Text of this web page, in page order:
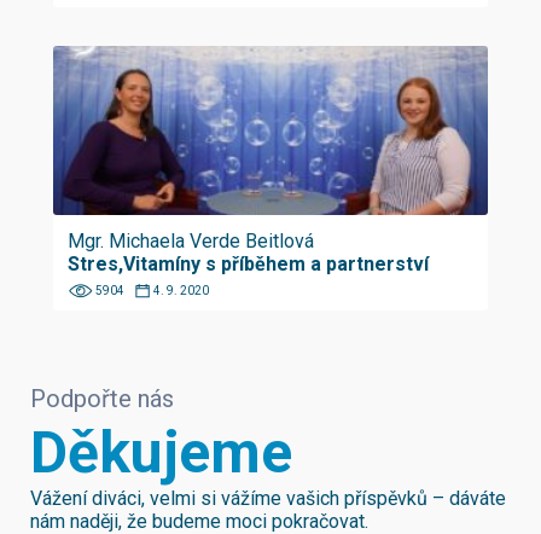
Mgr. Michaela Verde Beitlová
Stres,Vitamíny s příběhem a partnerství
5904 4. 9. 2020
Podpořte nás
Děkujeme
Vážení diváci, velmi si vážíme vašich příspěvků – dáváte
nám naději, že budeme moci pokračovat.